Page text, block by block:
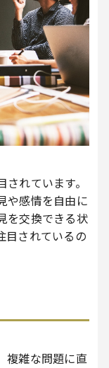
れています。
や感情を自由に
を交換できる状
目されているの
複雑な問題に直